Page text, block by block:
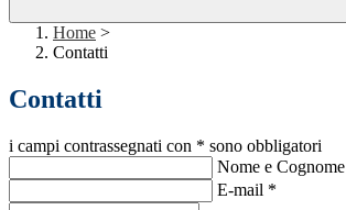
Home >
Contatti
Contatti
i campi contrassegnati con * sono obbligatori
Nome e Cognome
E-mail *